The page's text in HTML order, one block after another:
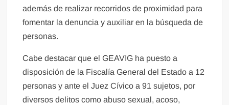
además de realizar recorridos de proximidad para
fomentar la denuncia y auxiliar en la búsqueda de
personas.
Cabe destacar que el GEAVIG ha puesto a
disposición de la Fiscalía General del Estado a 12
personas y ante el Juez Cívico a 91 sujetos, por
diversos delitos como abuso sexual, acoso,